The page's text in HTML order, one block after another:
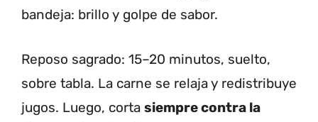
bandeja: brillo y golpe de sabor.
Reposo sagrado: 15–20 minutos, suelto,
sobre tabla. La carne se relaja y redistribuye
jugos. Luego, corta siempre contra la